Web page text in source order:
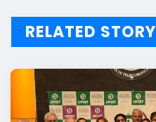
RELATED STORY